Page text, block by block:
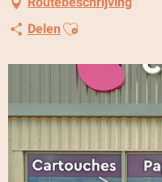
Delen Ajouter aux favoris